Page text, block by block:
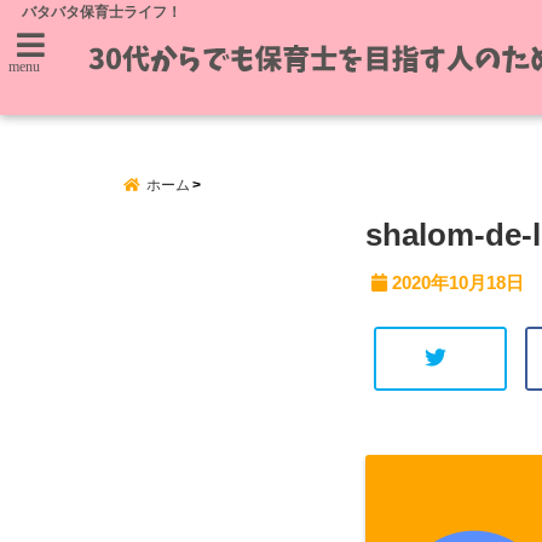
バタバタ保育士ライフ！
menu
ホーム
shalom-
2020年10月18日